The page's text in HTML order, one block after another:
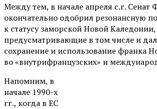
Между тем, в начале апреля с.г. Сенат
окончательно одобрил резонансную
к статусу заморской Новой Каледонии,
предусматривающие в том числе и
сохранение и использование франка
во «внутрифранцузских» и
Напомним, в
начале 1990-х
гг., когда в ЕС